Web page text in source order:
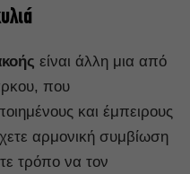
είναι άλλη μια από
που
και έμπειρους
αρμονική συμβίωση
τρόπο να τον